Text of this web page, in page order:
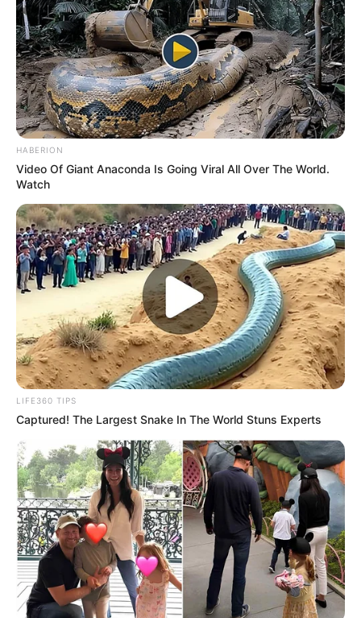
HABERION
Video Of Giant Anaconda Is Going Viral All Over The World.
Watch
LIFE360 TIPS
Captured! The Largest Snake In The World Stuns Experts